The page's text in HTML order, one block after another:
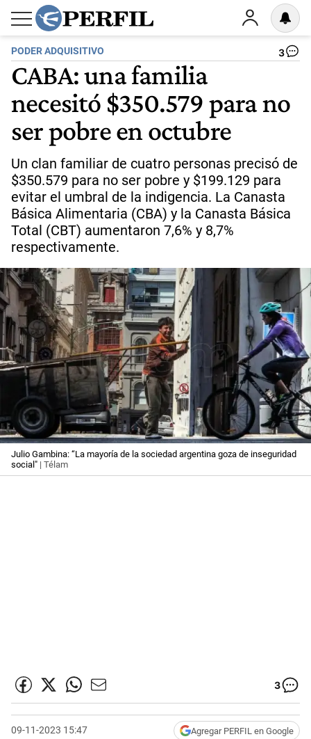
PODER ADQUISITIVO 3
CABA: una familia
necesitó $350.579 para no
ser pobre en octubre
Un clan familiar de cuatro personas precisó de
$350.579 para no ser pobre y $199.129 para
evitar el umbral de la indigencia. La Canasta
Básica Alimentaria (CBA) y la Canasta Básica
Total (CBT) aumentaron 7,6% y 8,7%
respectivamente.
Julio Gambina: “La mayoría de la sociedad argentina goza de inseguridad
social" | Télam
3
09-11-2023 15:47 Agregar PERFIL en Google